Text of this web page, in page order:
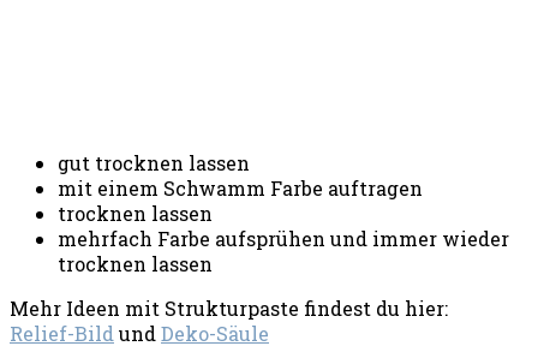
gut trocknen lassen
mit einem Schwamm Farbe auftragen
trocknen lassen
mehrfach Farbe aufsprühen und immer wieder
trocknen lassen
Mehr Ideen mit Strukturpaste findest du hier:
Relief-Bild undDeko-Säule